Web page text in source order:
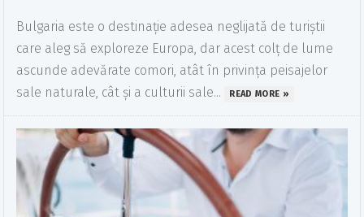
Bulgaria este o destinație adesea neglijată de turiștii
care aleg să exploreze Europa, dar acest colț de lume
ascunde adevărate comori, atât în privința peisajelor
sale naturale, cât și a culturii sale...
READ MORE »